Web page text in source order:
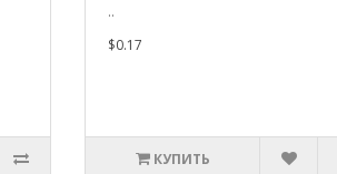
..
$0.17
КУПИТЬ